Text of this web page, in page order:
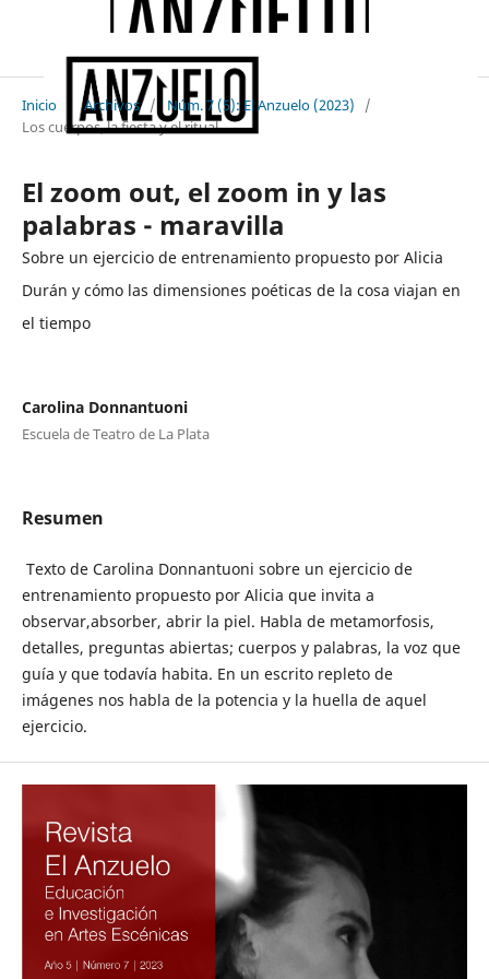
Inicio Archivos / Núm. 7 (5): El Anzuelo (2023)
/
Los cuerpos, la fiesta y el ritual
El zoom out, el zoom in y las
palabras - maravilla
Sobre un ejercicio de entrenamiento propuesto por Alicia
Durán y cómo las dimensiones poéticas de la cosa viajan en
el tiempo
Carolina Donnantuoni
Escuela de Teatro de La Plata
Resumen
Texto de Carolina Donnantuoni sobre un ejercicio de
entrenamiento propuesto por Alicia que invita a
observar,absorber, abrir la piel. Habla de metamorfosis,
detalles, preguntas abiertas; cuerpos y palabras, la voz que
guía y que todavía habita. En un escrito repleto de
imágenes nos habla de la potencia y la huella de aquel
ejercicio.